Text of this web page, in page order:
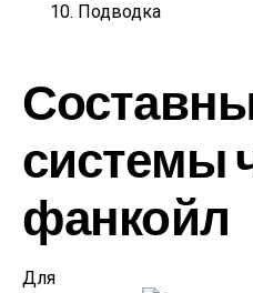
Подводка
системы
фанкойл
Для